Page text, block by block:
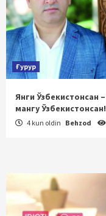
Ғурур
Янги Ўзбекистонсан –
мангу Ўзбекистонсан!
4 kun oldin Behzod